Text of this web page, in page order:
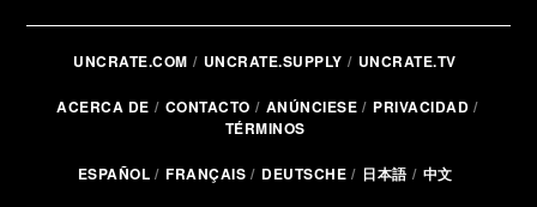
UNCRATE.COM UNCRATE.SUPPLY UNCRATE.TV
ACERCA DE CONTACTO ANÚNCIESE
PRIVACIDAD
TÉRMINOS
ESPAÑOL FRANÇAIS DEUTSCHE 日本語 中文